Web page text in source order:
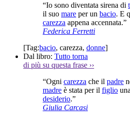
“Io sono diventata sirena di
il suo mare per un bacio. E
carezza appena accennata.”
Federica Ferretti
[Tag:bacio, carezza, donne]
Dal libro: Tutto torna
di più su questa frase ››
“Ogni carezza che il padre
madre è stata per il figlio
desiderio.”
Giulia Carcasi